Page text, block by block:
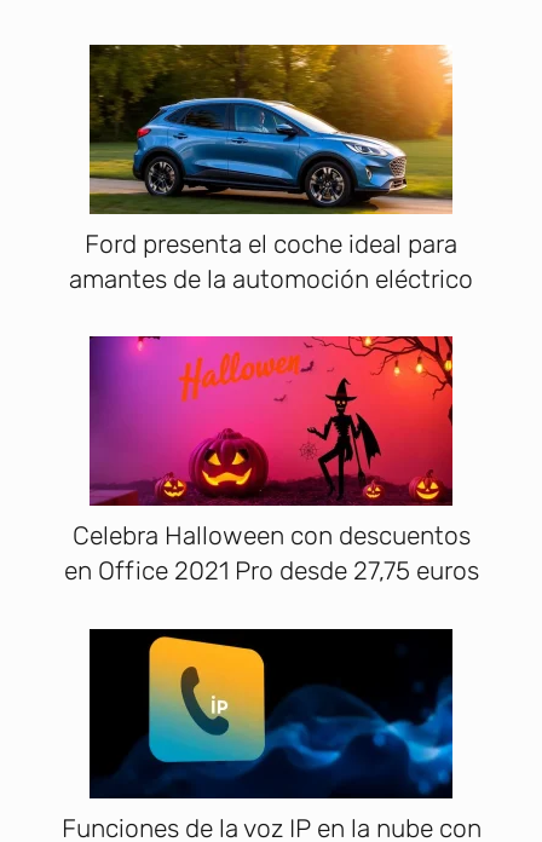
Ford presenta el coche ideal para
amantes de la automoción eléctrico
Celebra Halloween con descuentos
en Office 2021 Pro desde 27,75 euros
Funciones de la voz IP en la nube con